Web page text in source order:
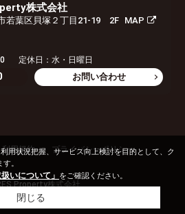
株式会社
若葉区貝塚２丁目21-19 2F MAP
定休日：水・日曜日
お問い合わせ
利用規約 プライバシーポリシー
Property株式会社
用状況把握、サービス向上検討を目的として、ク
。
いについて」 をご確認ください。
閉じる